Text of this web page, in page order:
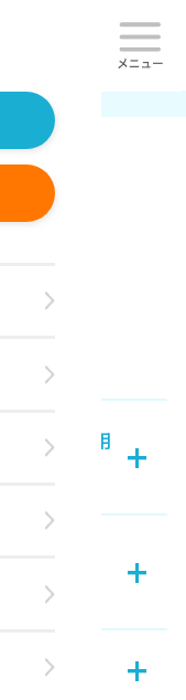
の初期費用
+
+
すか？ +